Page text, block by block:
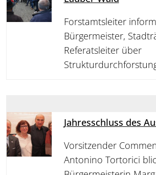
Forstamtsleiter
Bürgermeister,
Referatsleiter über
Jahresschluss des
Vorsitzender
Antonino Tortorici